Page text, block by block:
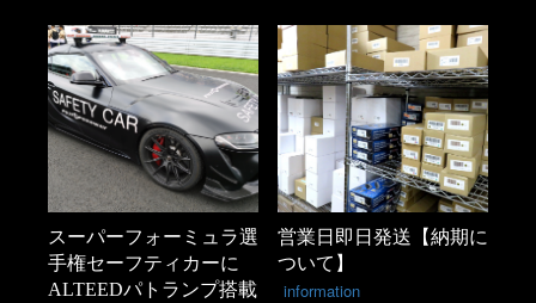
スーパーフォーミュラ選
手権セーフティカーに
ALTEEDパトランプ搭載
営業日即日発送【納期に
ついて】
information